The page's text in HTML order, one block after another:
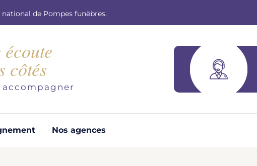
national de Pompes funèbres.
côtés
accompagner
Nos agences